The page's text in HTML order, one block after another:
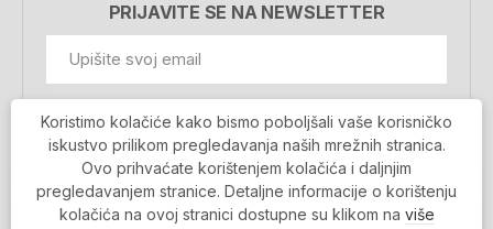
PRIJAVITE SE NA NEWSLETTER
Prihvaćam da se moji podaci spremaju u bazu
podataka i koriste u svrhu slanja MojaRijeka
newslettera
MOJARIJEKA NEWSLETTER
Koristimo kolačiće kako bismo poboljšali vaše korisničko
iskustvo prilikom pregledavanja naših mrežnih stranica.
Ovo prihvaćate korištenjem kolačića i daljnjim
pregledavanjem stranice. Detaljne informacije o korištenju
kolačića na ovoj stranici dostupne su klikom na više